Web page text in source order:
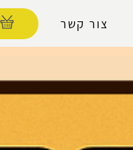
צור קשר